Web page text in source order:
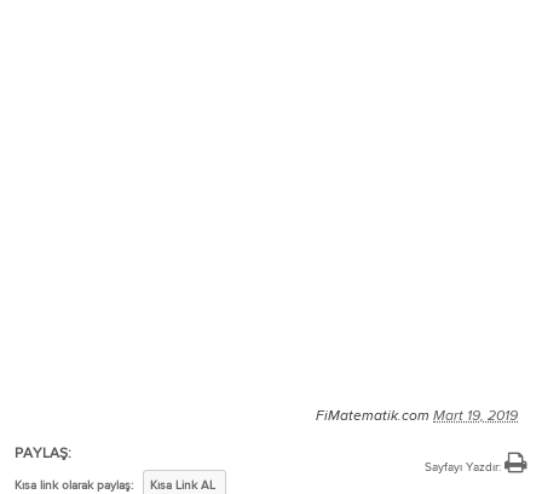
FiMatematik.com Mart 19, 2019
Sayfayı Yazdır:
PAYLAŞ:
Kısa link olarak paylaş: Kısa Link AL